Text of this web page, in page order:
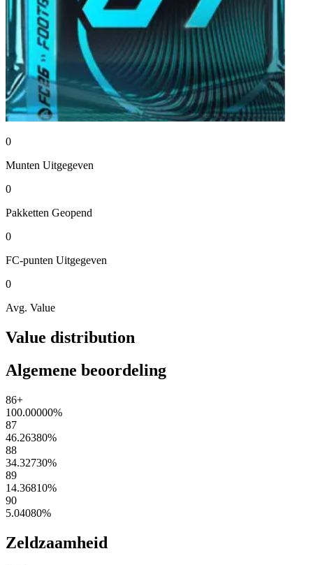
0
Munten Uitgegeven
0
Pakketten Geopend
0
FC-punten Uitgegeven
0
Avg. Value
Value distribution
Algemene beoordeling
86+
100.00000%
87
46.26380%
88
34.32730%
89
14.36810%
90
5.04080%
Zeldzaamheid